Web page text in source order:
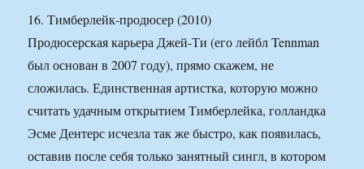
16. Тимберлейк-продюсер (2010)
Продюсерская карьера Джей-Ти (его лейбл Tennman
был основан в 2007 году), прямо скажем, не
сложилась. Единственная артистка, которую можно
считать удачным открытием Тимберлейка, голландка
Эсме Дентерс исчезла так же быстро, как появилась,
оставив после себя только занятный сингл, в котором